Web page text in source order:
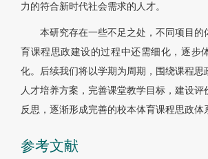
力的符合新时代社会需求的人才。
本研究存在一些不足之处，不同项目的
育课程思政建设的过程中还需细化，逐步
化。后续我们将以学期为周期，围绕课程思
人才培养方案，完善课堂教学目标，建设评
反思，逐渐形成完善的校本体育课程思政体
参考文献